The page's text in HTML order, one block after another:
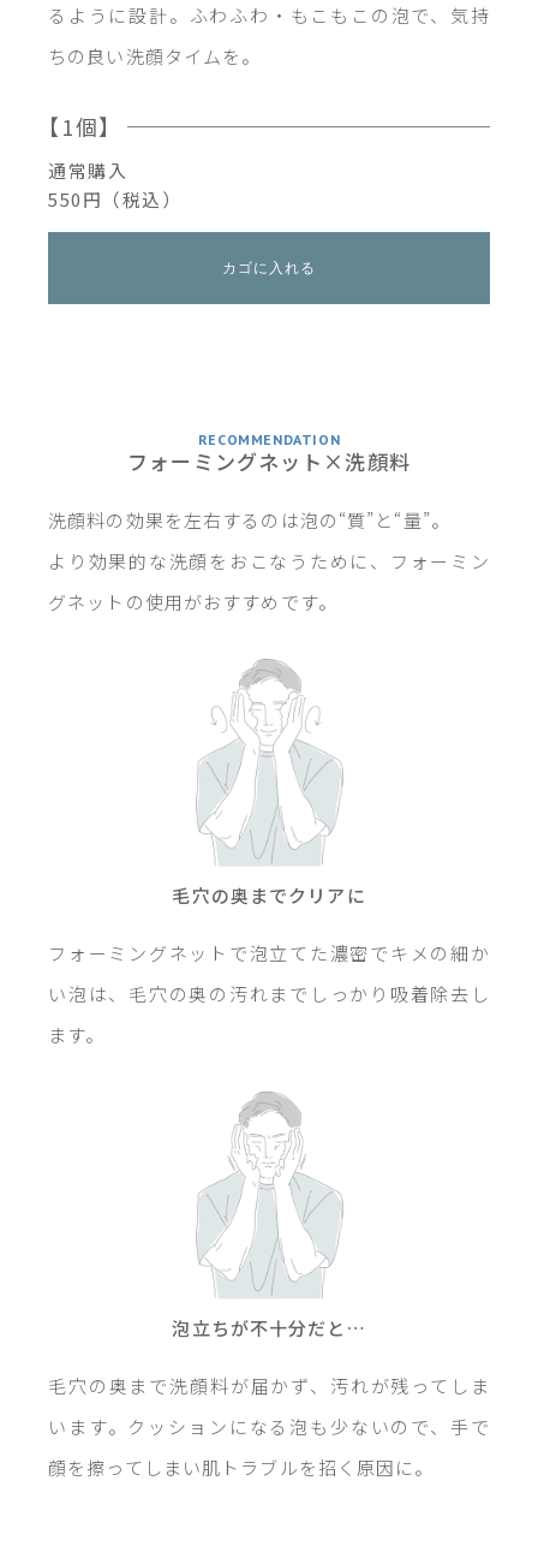
るように設計。ふわふわ・もこもこの泡で、気持
ちの良い洗顔タイムを。
【1個】
通常購入
550円（税込）
カゴに入れる
RECOMMENDATION
フォーミングネット×洗顔料
洗顔料の効果を左右するのは泡の“質”と“量”。
より効果的な洗顔をおこなうために、フォーミン
グネットの使用がおすすめです。
毛穴の奥までクリアに
フォーミングネットで泡立てた濃密でキメの細か
い泡は、毛穴の奥の汚れまでしっかり吸着除去し
ます。
泡立ちが不十分だと…
毛穴の奥まで洗顔料が届かず、汚れが残ってしま
います。クッションになる泡も少ないので、手で
顔を擦ってしまい肌トラブルを招く原因に。